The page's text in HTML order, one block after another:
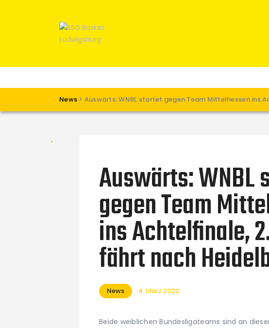
News > Auswärts: WNBL startet gegen Team Mittelhessen ins
Auswärts: WNBL
gegen Team
ins Achtelfinale,
fährt nach
News 4. März 2022
Beide weiblichen Bundesligateams sind an